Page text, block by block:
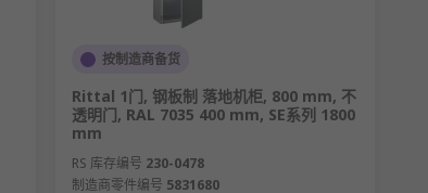
按制造商备货
Rittal 1门, 钢板制 落地机柜, 800 mm, 不
透明门, RAL 7035 400 mm, SE系列 1800
mm
RS 库存编号 230-0478
制造商零件编号 5831680